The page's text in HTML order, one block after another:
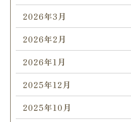
2026年3月
2026年2月
2026年1月
2025年12月
2025年10月